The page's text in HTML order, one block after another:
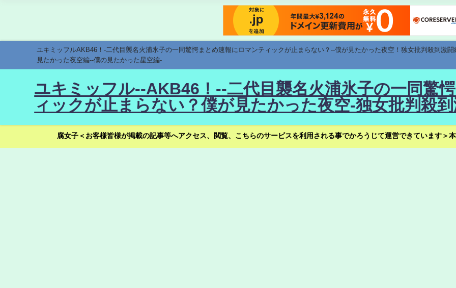
ユキミッフルAKB46！-二代目襲名火浦氷子の一同驚愕まとめ速報にロマンティックが止まらない？--僕が見たかった夜空！独女批判殺到激
見たかった夜空編--僕の見たかった星空編-
ユキミッフル--AKB46！--二代目襲名火浦氷子の一同驚
ィックが止まらない？僕が見たかった夜空-独女批判殺
腐女子＜お客様皆様が掲載の記事等へアクセス、閲覧、こちらのサービスを利用される事でかろうじて運営できています＞